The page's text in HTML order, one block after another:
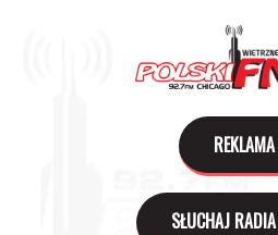
REKLAMA
SŁUCHAJ RADIA